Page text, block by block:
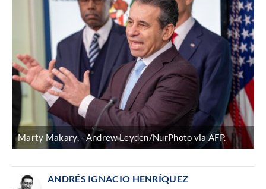
Marty Makary. Andrew Leyden/NurPhoto via AFP.
ANDRÉS IGNACIO HENRÍQUEZ